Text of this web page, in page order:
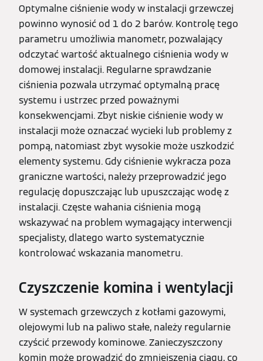
Optymalne ciśnienie wody w instalacji grzewczej
powinno wynosić od 1 do 2 barów. Kontrolę tego
parametru umożliwia manometr, pozwalający
odczytać wartość aktualnego ciśnienia wody w
domowej instalacji. Regularne sprawdzanie
ciśnienia pozwala utrzymać optymalną pracę
systemu i ustrzec przed poważnymi
konsekwencjami. Zbyt niskie ciśnienie wody w
instalacji może oznaczać wycieki lub problemy z
pompą, natomiast zbyt wysokie może uszkodzić
elementy systemu. Gdy ciśnienie wykracza poza
graniczne wartości, należy przeprowadzić jego
regulację dopuszczając lub upuszczając wodę z
instalacji. Częste wahania ciśnienia mogą
wskazywać na problem wymagający interwencji
specjalisty, dlatego warto systematycznie
kontrolować wskazania manometru.
Czyszczenie komina i wentylacji
W systemach grzewczych z kotłami gazowymi,
olejowymi lub na paliwo stałe, należy regularnie
czyścić przewody kominowe. Zanieczyszczony
komin może prowadzić do zmniejszenia ciągu, co